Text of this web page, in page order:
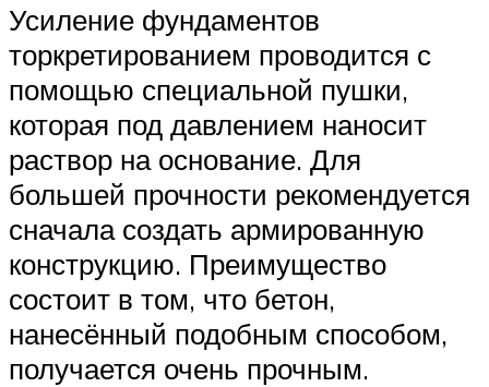
Усиление фундаментов
торкретированием проводится с
помощью специальной пушки,
которая под давлением наносит
раствор на основание. Для
большей прочности рекомендуется
сначала создать армированную
конструкцию. Преимущество
состоит в том, что бетон,
нанесённый подобным способом,
получается очень прочным.